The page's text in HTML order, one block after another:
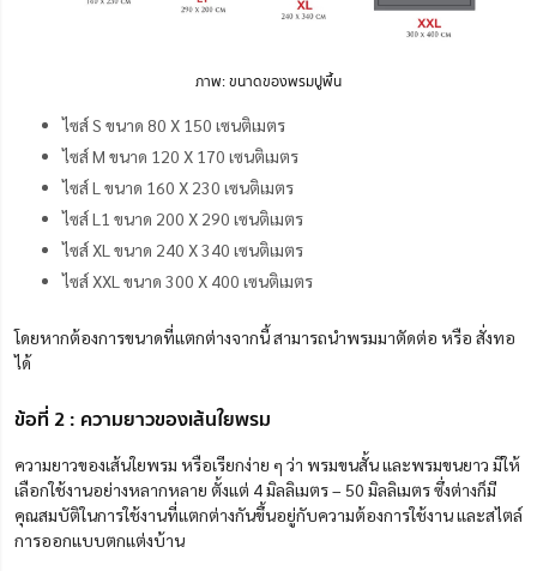
ภาพ: ขนาดของพรมปูพื้น
ไซส์ S ขนาด 80 X 150 เซนติเมตร
ไซส์ M ขนาด 120 X 170 เซนติเมตร
ไซส์ L ขนาด 160 X 230 เซนติเมตร
ไซส์ L1 ขนาด 200 X 290 เซนติเมตร
ไซส์ XL ขนาด 240 X 340 เซนติเมตร
ไซส์ XXL ขนาด 300 X 400 เซนติเมตร
โดยหากต้องการขนาดที่แตกต่างจากนี้ สามารถนำพรมมาตัดต่อ หรือ สั่งทอ
ได้
ข้อที่ 2 : ความยาวของเส้นใยพรม
ความยาวของเส้นใยพรม หรือเรียกง่าย ๆ ว่า พรมขนสั้น และพรมขนยาว มีให้
เลือกใช้งานอย่างหลากหลาย ตั้งแต่ 4 มิลลิเมตร – 50 มิลลิเมตร ซึ่งต่างก็มี
คุณสมบัติในการใช้งานที่แตกต่างกันขึ้นอยู่กับความต้องการใช้งาน และสไตล์
การออกแบบตกแต่งบ้าน